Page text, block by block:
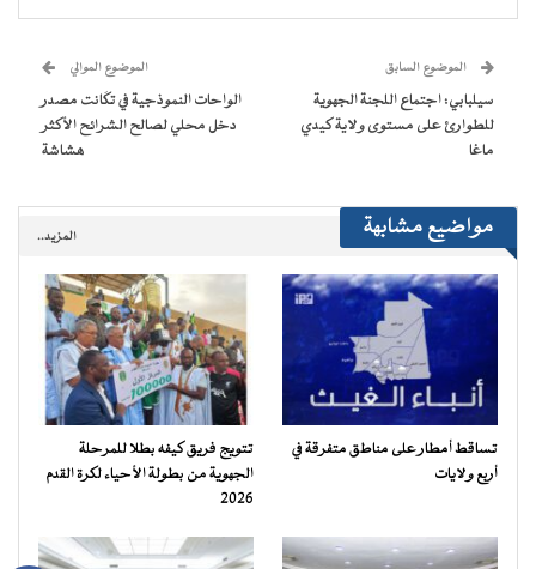
في في في في جديدة) الإلكتروني
نافذة
جديدة)
الموضوع السابق
سيلبابي: اجتماع اللجنة الجهوية
للطوارئ على مستوى ولاية كيدي
ماغا
الموضوع الموالي
الواحات النموذجية في تكَانت مصدر
دخل محلي لصالح الشرائح الأكثر
هشاشة
مواضيع مشابهة المزيد..
تساقط أمطار على مناطق متفرقة في
أربع ولايات
تتويج فريق كيفه بطلا للمرحلة
الجهوية من بطولة الأحياء لكرة القدم
2026